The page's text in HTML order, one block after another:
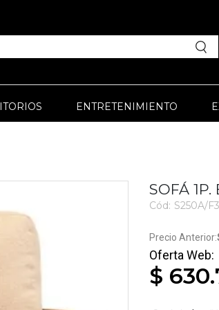
ENTRETENIMIENTO
SOFÁ
Cód: S250A/
$